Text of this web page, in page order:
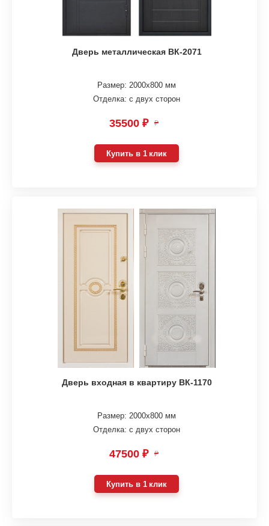
Дверь металлическая ВК-2071
Размер: 2000х800 мм
Отделка: с двух сторон
35500 ₽ ₽
Купить в 1 клик
Дверь входная в квартиру ВК-1170
Размер: 2000х800 мм
Отделка: с двух сторон
47500 ₽ ₽
Купить в 1 клик